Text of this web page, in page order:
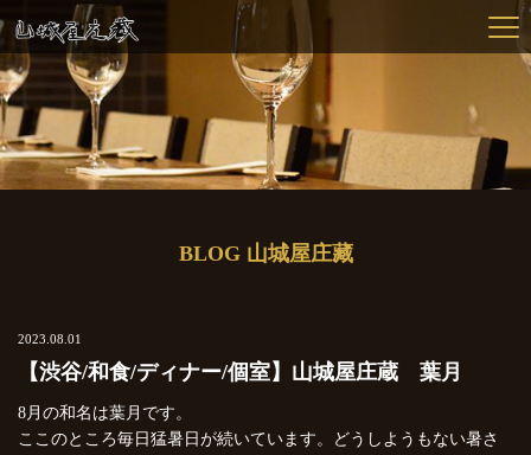
BLOG 山城屋庄藏
2023.08.01
【渋谷/和食/ディナー/個室】山城屋庄蔵 葉月
8月の和名は葉月です。
ここのところ毎日猛暑日が続いています。どうしようもない暑さ